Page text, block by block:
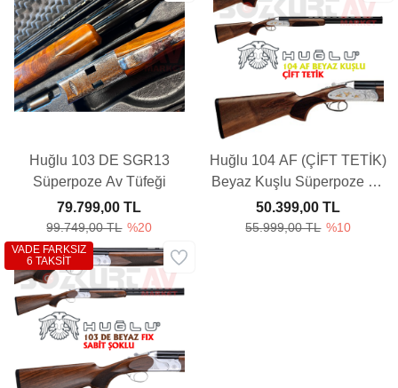
Huğlu 103 DE SGR13
Süperpoze Av Tüfeği
99.749,00 TL %20
79.799,00 TL
Huğlu 104 AF (ÇİFT TETİK)
Beyaz Kuşlu Süperpoze Av
Tüfeği
55.999,00 TL %10
50.399,00 TL
VADE FARKSIZ
6 TAKSİT